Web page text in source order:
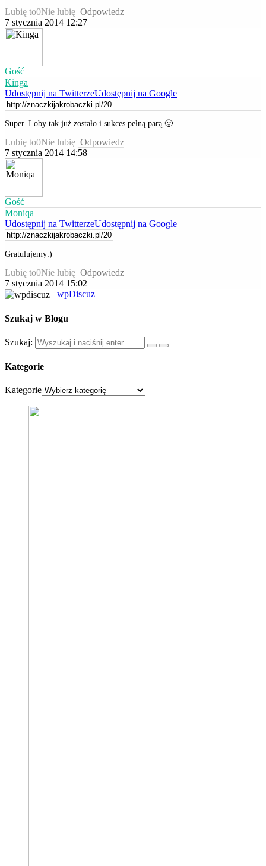
Lubię to0Nie lubię Odpowiedz
7 stycznia 2014 12:27
Gość
Kinga
Udostępnij na TwitterzeUdostępnij na Google
Super. I oby tak już zostało i sukces pełną parą 🙂
Lubię to0Nie lubię Odpowiedz
7 stycznia 2014 14:58
Gość
Moniqa
Udostępnij na TwitterzeUdostępnij na Google
Gratulujemy:)
Lubię to0Nie lubię Odpowiedz
7 stycznia 2014 15:02
wpDiscuz
Szukaj w Blogu
Szukaj:
Kategorie
Kategorie